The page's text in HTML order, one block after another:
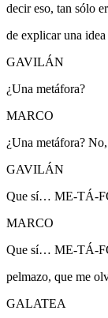
decir eso, tan sólo
de explicar una
GAVILÁN
¿Una metáfora?
MARCO
¿Una metáfora? No,
GAVILÁN
Que sí… ME-TÁ-
MARCO
Que sí… ME-TÁ-
pelmazo, que me
GALATEA